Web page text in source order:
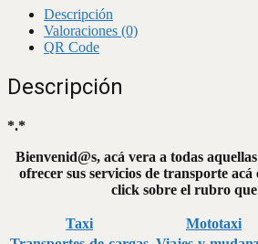
Descripción
Valoraciones (0)
QR Code
Descripción
*.*
Bienvenid@s, acá vera a todas
ofrecer sus servicios de transporte acá
click sobre el rubro que
Taxi
Mototaxi